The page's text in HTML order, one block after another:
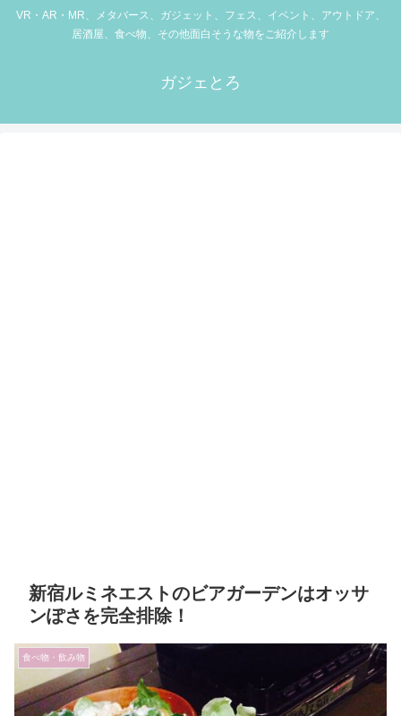
VR・AR・MR、メタバース、ガジェット、フェス、イベント、アウトドア、
居酒屋、食べ物、その他面白そうな物をご紹介します
ガジェとろ
新宿ルミネエストのビアガーデンはオッサ
ンぽさを完全排除！
食べ物・飲み物